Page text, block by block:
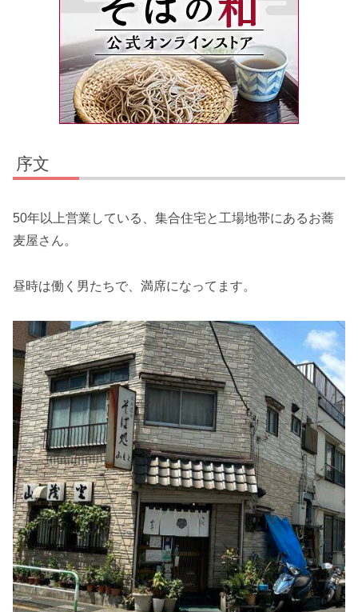
序文
50年以上営業している、集合住宅と工場地帯にあるお蕎
麦屋さん。
昼時は働く男たちで、満席になってます。